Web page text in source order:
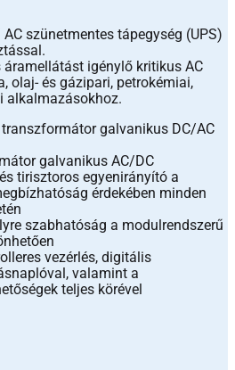
szünetmentes tápegység (UPS)
igénylő kritikus AC
olaj- és gázipari, petrokémiai,
alkalmazásokhoz.
transzformátor galvanikus DC/AC
galvanikus AC/DC
tirisztoros egyenirányító a
érdekében minden
szabhatóság a modulrendszerű
vezérlés, digitális
valamint a
teljes körével